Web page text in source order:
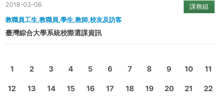
課務組
教職員工生,教職員,學生,教師,校友及訪客
2018-03-06
臺灣綜合大學系統校際選課資訊
1 2 3 4 5 6 7 8 9 10 11
12 13 14 15 16 17 18 19 20 21 22